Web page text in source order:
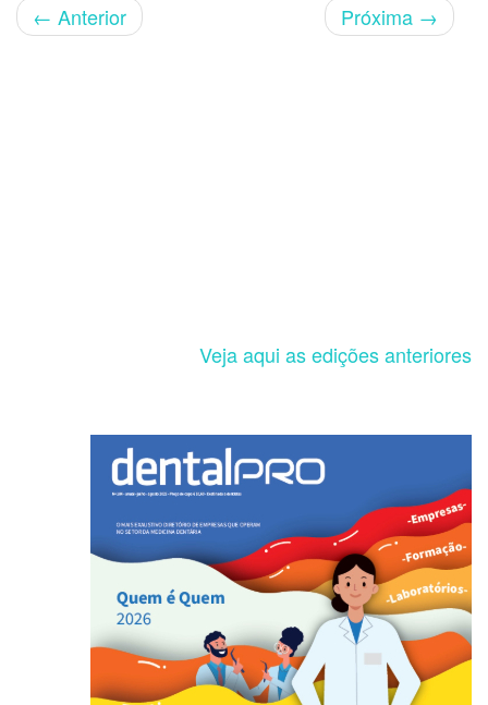
← Anterior Próxima →
Veja aqui as edições anteriores